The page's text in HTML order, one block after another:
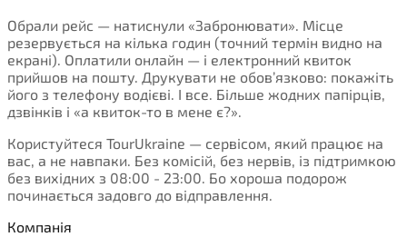
Обрали рейс — натиснули «Забронювати». Місце
резервується на кілька годин (точний термін видно на
екрані). Оплатили онлайн — і електронний квиток
прийшов на пошту. Друкувати не обов’язково: покажіть
його з телефону водієві. І все. Більше жодних папірців,
дзвінків і «а квиток-то в мене є?».
Користуйтеся TourUkraine — сервісом, який працює на
вас, а не навпаки. Без комісій, без нервів, із підтримкою
без вихідних з 08:00 - 23:00. Бо хороша подорож
починається задовго до відправлення.
Компанія